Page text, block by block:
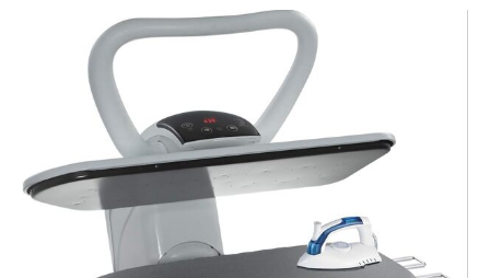
contrôle électronique
pour une température
de repassage précise.
Plage de température :
60 °C à 200 °C
(environ). Système de
sécurité électronique et
arrêt automatique Fers
multicouches. Peut
réduire le temps de
repassage jusqu'à 75
%. Puissants éclats de